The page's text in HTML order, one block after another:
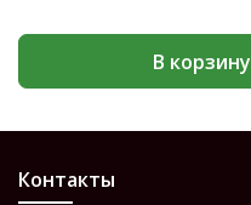
В корзину
Контакты